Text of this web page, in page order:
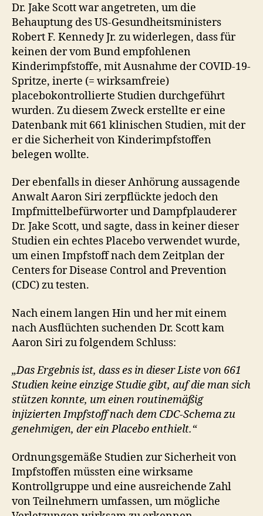
Dr. Jake Scott war angetreten, um die
Behauptung des US-Gesundheitsministers
Robert F. Kennedy Jr. zu widerlegen, dass für
keinen der vom Bund empfohlenen
Kinderimpfstoffe, mit Ausnahme der COVID-19-
Spritze, inerte (= wirksamfreie)
placebokontrollierte Studien durchgeführt
wurden. Zu diesem Zweck erstellte er eine
Datenbank mit 661 klinischen Studien, mit der
er die Sicherheit von Kinderimpfstoffen
belegen wollte.
Der ebenfalls in dieser Anhörung aussagende
Anwalt Aaron Siri zerpflückte jedoch den
Impfmittelbefürworter und Dampfplauderer
Dr. Jake Scott, und sagte, dass in keiner dieser
Studien ein echtes Placebo verwendet wurde,
um einen Impfstoff nach dem Zeitplan der
Centers for Disease Control and Prevention
(CDC) zu testen.
Nach einem langen Hin und her mit einem
nach Ausflüchten suchenden Dr. Scott kam
Aaron Siri zu folgendem Schluss:
„Das Ergebnis ist, dass es in dieser Liste von 661
Studien keine einzige Studie gibt, auf die man sich
stützen konnte, um einen routinemäßig
injizierten Impfstoff nach dem CDC-Schema zu
genehmigen, der ein Placebo enthielt.“
Ordnungsgemäße Studien zur Sicherheit von
Impfstoffen müssten eine wirksame
Kontrollgruppe und eine ausreichende Zahl
von Teilnehmern umfassen, um mögliche